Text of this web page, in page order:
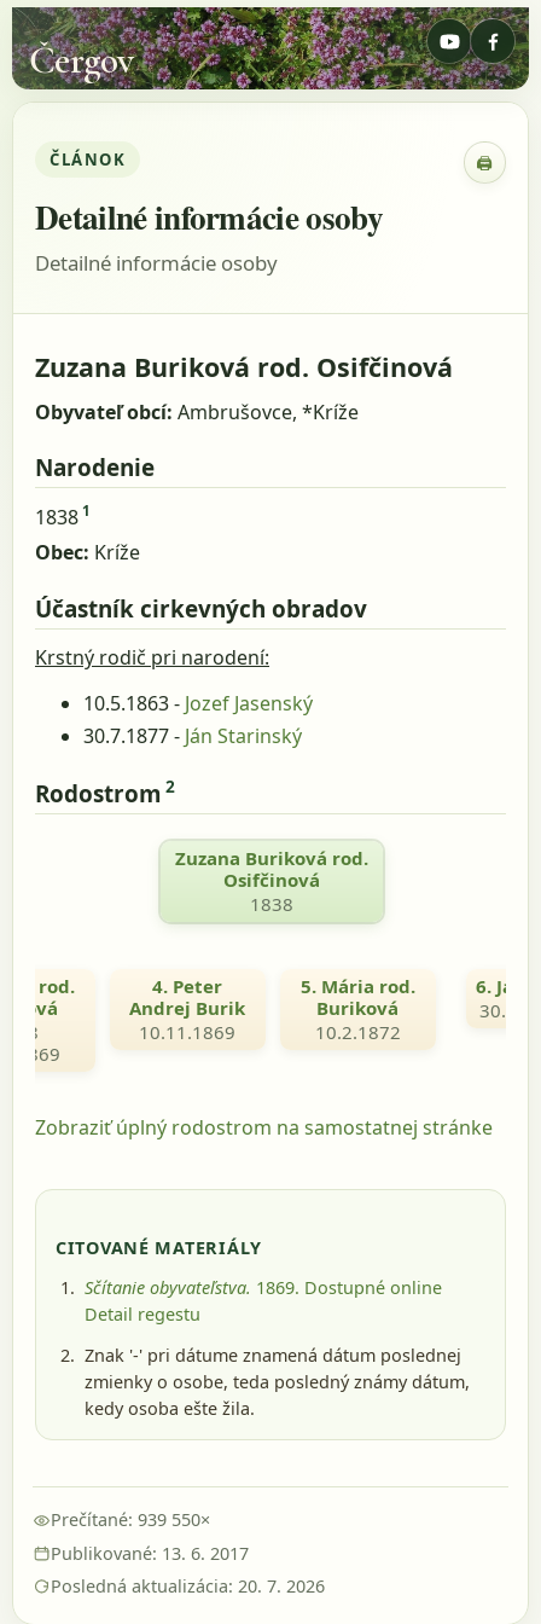
Čergov
ČLÁNOK 🖨
Detailné informácie osoby
Detailné informácie osoby
Zuzana Buriková rod. Osifčinová
Obyvateľ obcí: Ambrušovce, *Kríže
Narodenie
1838 1
Obec: Kríže
Účastník cirkevných obradov
Krstný rodič pri narodení:
10.5.1863 - Jozef Jasenský
30.7.1877 - Ján Starinský
Rodostrom 2
Zuzana Buriková rod.
Osifčinová
1838
rod.
4. Peter
Andrej Burik
10.11.1869
5. Mária rod.
Buriková
10.2.1872
6. Ján
Zobraziť úplný rodostrom na samostatnej stránke
CITOVANÉ MATERIÁLY
Sčítanie obyvateľstva. 1869. Dostupné online
Detail regestu
Znak '-' pri dátume znamená dátum poslednej
zmienky o osobe, teda posledný známy dátum,
kedy osoba ešte žila.
Prečítané: 939 550×
Publikované: 13. 6. 2017
Posledná aktualizácia: 20. 7. 2026